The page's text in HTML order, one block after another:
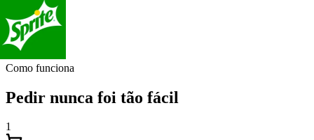
Como funciona
Pedir nunca foi tão fácil
1